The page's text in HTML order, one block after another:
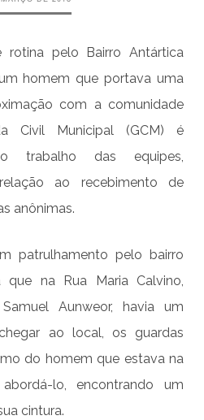
rotina pelo Bairro Antártica
homem que portava uma
com a comunidade
Civil Municipal (GCM) é
trabalho das equipes,
ao recebimento de
anônimas.
patrulhamento pelo bairro
na Rua Maria Calvino,
Aunweor, havia um
ao local, os guardas
do homem que estava na
lo, encontrando um
cintura.